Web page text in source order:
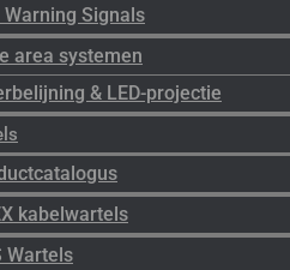
Warning Signals
area systemen
& LED-projectie
kabelwartels
Wartels